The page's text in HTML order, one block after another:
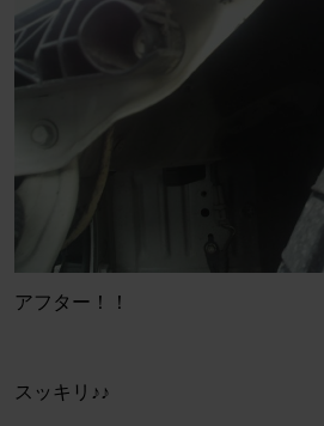
アフター！！
スッキリ♪♪